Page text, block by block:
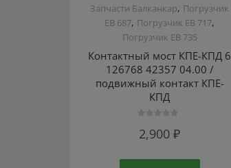
Запчасти Балканкар, Погрузчик
ЕВ 687, Погрузчик ЕВ 717,
Погрузчик ЕВ 735
Контактный мост КПЕ-КПД 6
126768 42357 04.00 /
подвижный контакт КПЕ-
КПД
02,900 ₽